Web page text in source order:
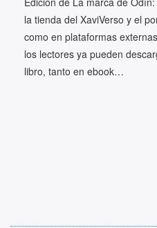
la tienda del XaviVerso y el
como en plataformas
los lectores ya pueden
libro, tanto en ebook…